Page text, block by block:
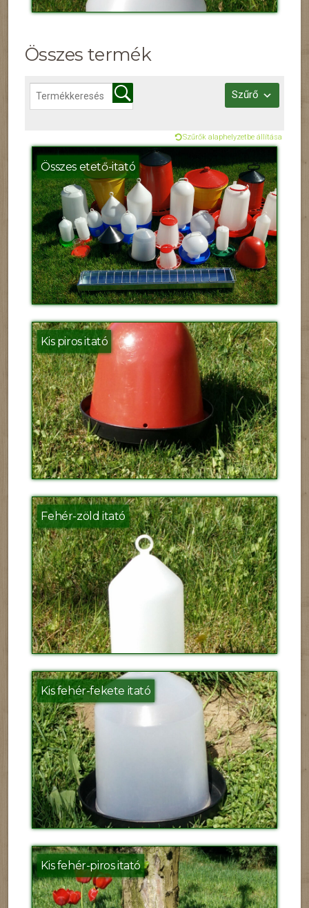
Összes termék
Szűrő
Szűrők alaphelyzetbe állítása
Összes etető-itató
Kis piros itató
Fehér-zöld itató
Kis fehér-fekete itató
Kis fehér-piros itató